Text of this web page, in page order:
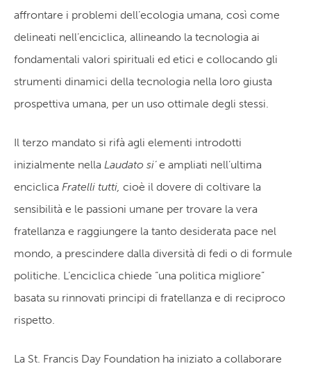
affrontare i problemi dell’ecologia umana, così come
delineati nell’enciclica, allineando la tecnologia ai
fondamentali valori spirituali ed etici e collocando gli
strumenti dinamici della tecnologia nella loro giusta
prospettiva umana, per un uso ottimale degli stessi.
Il terzo mandato si rifà agli elementi introdotti
inizialmente nella Laudato si’e ampliati nell’ultima
enciclica Fratelli tutti, cioè il dovere di coltivare la
sensibilità e le passioni umane per trovare la vera
fratellanza e raggiungere la tanto desiderata pace nel
mondo, a prescindere dalla diversità di fedi o di formule
politiche. L’enciclica chiede “una politica migliore”
basata su rinnovati principi di fratellanza e di reciproco
rispetto.
La St. Francis Day Foundation ha iniziato a collaborare